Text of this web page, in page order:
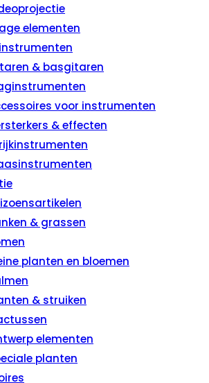
elementen
& basgitaren
voor instrumenten
& effecten
& grassen
planten en bloemen
& struiken
elementen
planten